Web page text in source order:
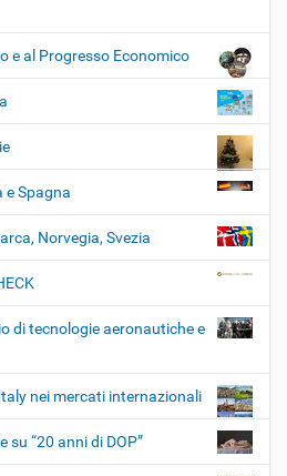
e al Progresso Economico
e Spagna
Norvegia, Svezia
di tecnologie aeronautiche e
nei mercati internazionali
su “20 anni di DOP”